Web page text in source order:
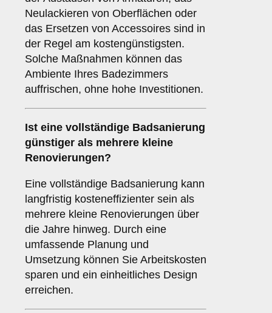
Neulackieren von Oberflächen oder
das Ersetzen von Accessoires sind in
der Regel am kostengünstigsten.
Solche Maßnahmen können das
Ambiente Ihres Badezimmers
auffrischen, ohne hohe Investitionen.
Ist eine vollständige Badsanierung
günstiger als mehrere kleine
Renovierungen?
Eine vollständige Badsanierung kann
langfristig kosteneffizienter sein als
mehrere kleine Renovierungen über
die Jahre hinweg. Durch eine
umfassende Planung und
Umsetzung können Sie Arbeitskosten
sparen und ein einheitliches Design
erreichen.